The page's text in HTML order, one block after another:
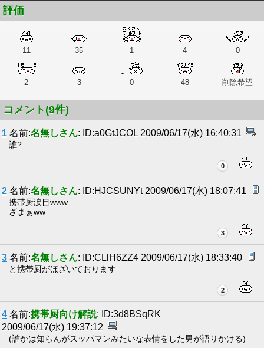
評価
11 35 1 4 0
2 3 0 48 削除希望
コメント(9件)
1 名前:名無しさん: ID:a0GtJCOL 2009/06/17(水) 16:40:31
誰?
0
2 名前:名無しさん: ID:HJCSUNYt 2009/06/17(水) 18:07:41
携帯厨涙目www
ざまぁww
3
3 名前:名無しさん: ID:CLlH6ZZ4 2009/06/17(水) 18:33:40
と携帯厨がほざいております
2
4 名前:携帯厨向け解説: ID:3d8BSqRK
2009/06/17(水) 19:37:12
(誰かは知らんがスッパマンみたいな表情をした男が語りかける)